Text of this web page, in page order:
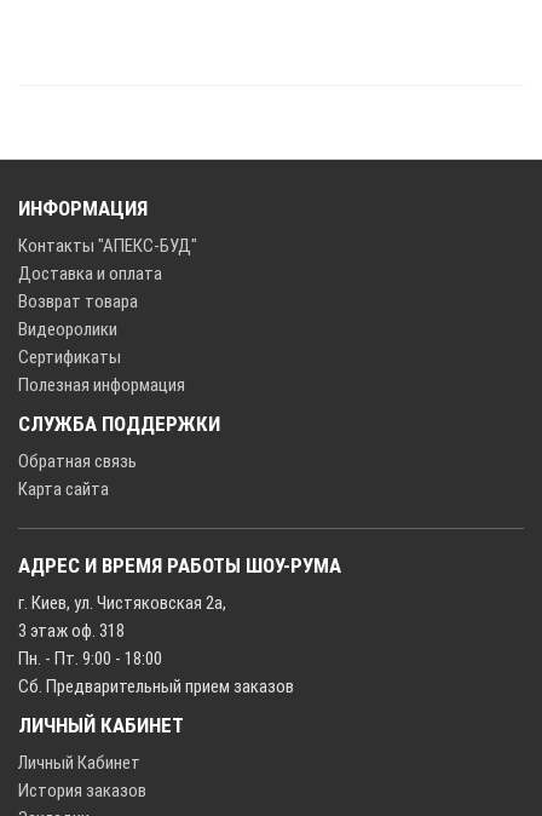
ИНФОРМАЦИЯ
Контакты "АПЕКС-БУД"
Доставка и оплата
Возврат товара
Видеоролики
Сертификаты
Полезная информация
СЛУЖБА ПОДДЕРЖКИ
Обратная связь
Карта сайта
АДРЕС И ВРЕМЯ РАБОТЫ ШОУ-РУМА
г. Киев, ул. Чистяковская 2а,
3 этаж оф. 318
Пн. - Пт. 9:00 - 18:00
Сб. Предварительный прием заказов
ЛИЧНЫЙ КАБИНЕТ
Личный Кабинет
История заказов